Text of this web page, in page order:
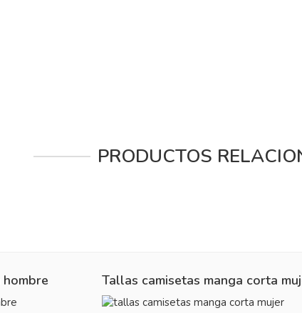
PRODUCTOS
Tallas camisetas manga corta